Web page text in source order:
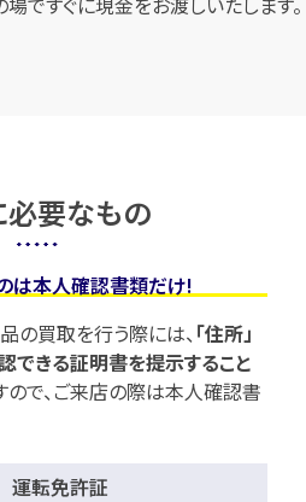
必要なもの
は本人確認書類だけ!
の買取を行う際には、「住所」
認できる証明書を提示すること
で、ご来店の際は本人確認書
運転免許証